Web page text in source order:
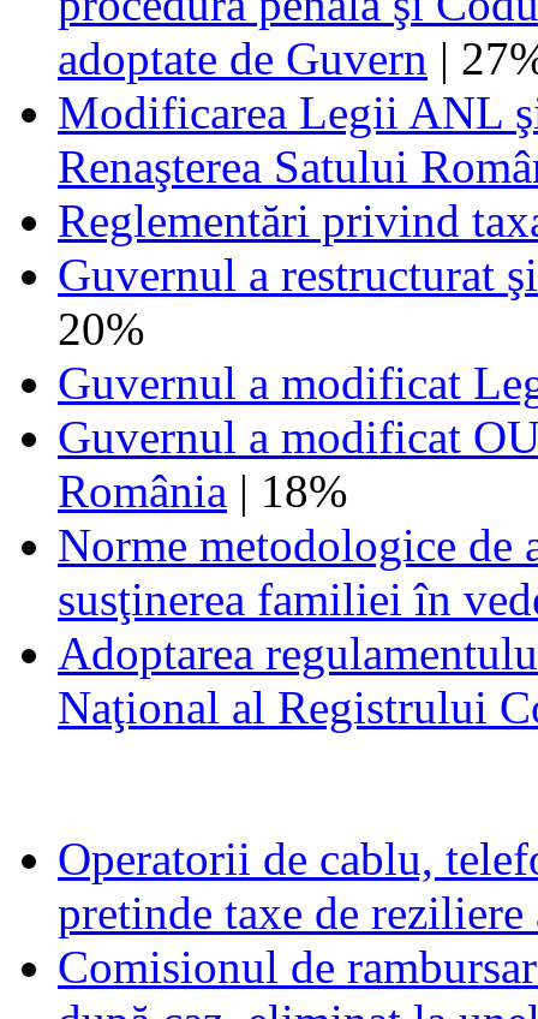
adoptate de Guvern |
Modificarea Legii ANL
Renaşterea Satului
Reglementări privind
Guvernul a restructurat
20%
Guvernul a modificat
Guvernul a modificat
România | 18%
Norme metodologice
susţinerea familiei în
Adoptarea
Naţional al Registrului
Operatorii de cablu,
pretinde taxe de
Comisionul de